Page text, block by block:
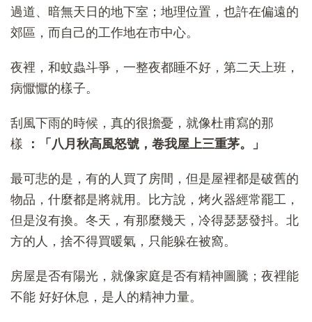
過道、暗無天日的地下室；地理位置，也許在偏遠的
郊區，而自己的工作地在市中心。
夜裡，和蚊蟲斗爭，一整夜都睡不好，第二天上班，
病懨懨的樣子。
刮風下雨的時候，真的很擔憂，就像杜甫寫的那
樣 ：「八月秋高風怒號，卷我屋上三重茅。」
最可悲的是，有的人買了房間，但是屋裡都是破舊的
物品，什麼都是將就用。比方說，烤火器經常罷工，
但是沒有換。冬天，有那麼幾天，冷得瑟瑟發抖。北
方的人，捨不得買暖氣，只能躲在被窩。
房屋是否有陽光，就像家庭是否有精神圖騰；夜裡能
不能 好好休息，是人的精神力量。